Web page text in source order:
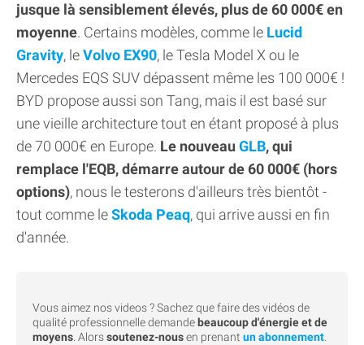
jusque là sensiblement élevés, plus de 60 000€ en
moyenne. Certains modèles, comme le Lucid
Gravity, leVolvo EX90, le Tesla Model X ou le
Mercedes EQS SUV dépassent même les 100 000€ !
BYD propose aussi son Tang, mais il est basé sur
une vieille architecture tout en étant proposé à plus
de 70 000€ en Europe. Le nouveau GLB, qui
remplace l'EQB, démarre autour de 60 000€ (hors
options), nous le testerons d'ailleurs très bientôt -
tout comme leSkoda Peaq, qui arrive aussi en fin
d'année.
Vous aimez nos videos ? Sachez que faire des vidéos de
qualité professionnelle demande beaucoup d'énergie et de
moyens . Alorssoutenez-nousen prenant un abonnement